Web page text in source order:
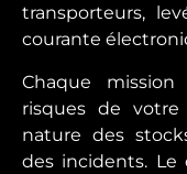
transporteurs,
courante
Chaque
risques de
nature des
des incidents. Le